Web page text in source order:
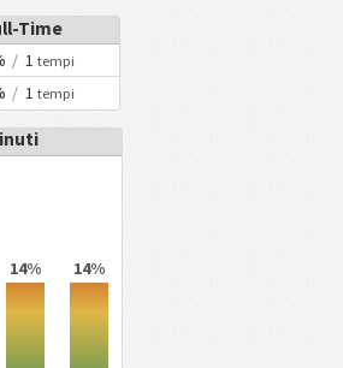
Time
/1 tempi
/1 tempi
14% 14%